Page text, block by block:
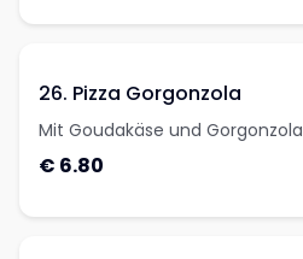
26. Pizza Gorgonzola
Mit Goudakäse und Gorgonzola
€ 6.80